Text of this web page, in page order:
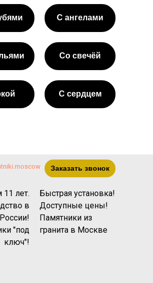
С ангелами
Со свечёй
С сердцем
11 лет.
в
России!
"под
ключ"!
Быстрая установка!
Доступные цены!
Памятники из
гранита в Москве
Заказать звонок